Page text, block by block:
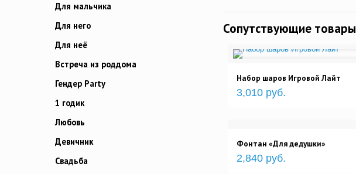
Сопутствующие товары
Набор шаров Игровой Лайт
3,010 руб.
Фонтан «Для дедушки»
2,840 руб.
Для мальчика
Для него
Для неё
Встреча из роддома
Гендер Party
1 годик
Любовь
Девичник
Свадьба